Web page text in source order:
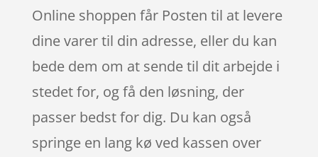
Online shoppen får Posten til at levere
dine varer til din adresse, eller du kan
bede dem om at sende til dit arbejde i
stedet for, og få den løsning, der
passer bedst for dig. Du kan også
springe en lang kø ved kassen over